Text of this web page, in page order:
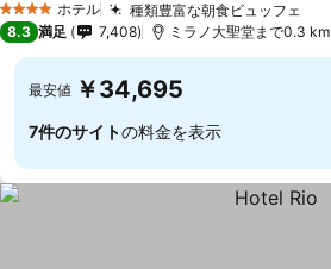
4 ホテルのランク
ホテル 種類豊富な朝食ビュッフェ
8.3 満足 7,408 ミラノ大聖堂まで0.3 km
最安値 ￥34,695
7件のサイトの料金を表示